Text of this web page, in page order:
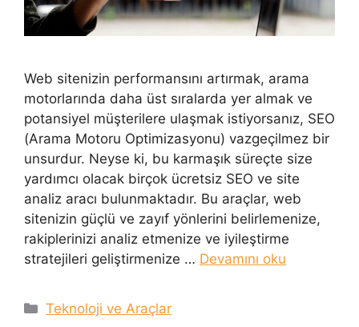
Web sitenizin performansını artırmak, arama
motorlarında daha üst sıralarda yer almak ve
potansiyel müşterilere ulaşmak istiyorsanız, SEO
(Arama Motoru Optimizasyonu) vazgeçilmez bir
unsurdur. Neyse ki, bu karmaşık süreçte size
yardımcı olacak birçok ücretsiz SEO ve site
analiz aracı bulunmaktadır. Bu araçlar, web
sitenizin güçlü ve zayıf yönlerini belirlemenize,
rakiplerinizi analiz etmenize ve iyileştirme
stratejileri geliştirmenize … Devamını oku
Kategoriler
Teknoloji ve Araçlar